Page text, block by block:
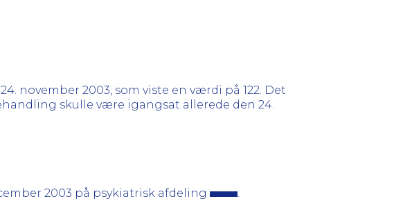
november 2003, som viste en værdi på 122. Det
skulle være igangsat allerede den 24.
2003 på psykiatrisk afdeling .